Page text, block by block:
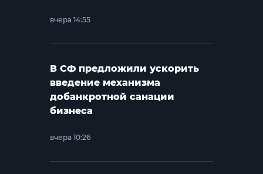
вчера 14:55
В СФ предложили ускорить
введение механизма
добанкротной санации
бизнеса
вчера 10:26